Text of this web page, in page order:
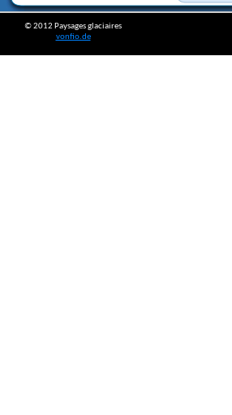
© 2012 Paysages glaciaires
vonfio.de